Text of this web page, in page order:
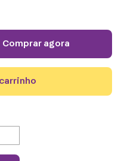
comprar agora